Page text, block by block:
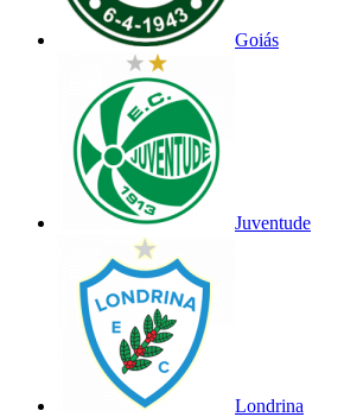
Goiás
Juventude
Londrina